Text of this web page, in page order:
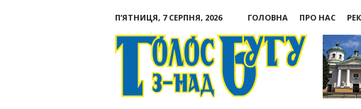
П’ЯТНИЦЯ, 7 СЕРПНЯ, 2026 ГОЛОВНА ПРО НАС
Голос
з-